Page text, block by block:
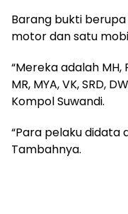
Barang bukti berupa
motor dan satu
“Mereka adalah MH,
MR, MYA, VK, SRD,
Kompol Suwandi.
“Para pelaku didata
Tambahnya.